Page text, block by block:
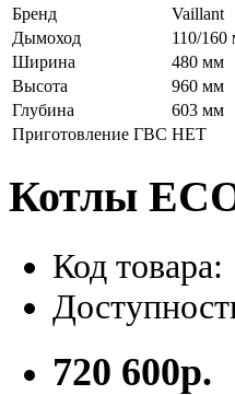
Бренд
Vaillant
Дымоход
110/160
Ширина
480 мм
Высота
960 мм
Глубина
603 мм
Приготовление ГВС НЕТ
Котлы
Код товара:
720 600р.